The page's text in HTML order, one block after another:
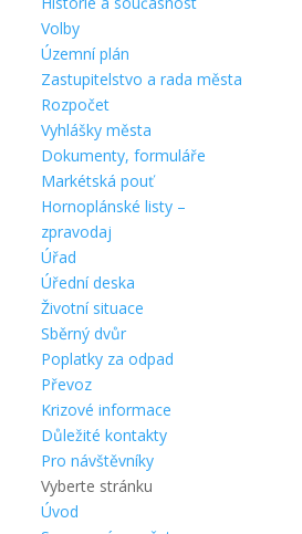
Volby
Územní plán
Zastupitelstvo a rada města
Rozpočet
Vyhlášky města
Dokumenty, formuláře
Markétská pouť
Hornoplánské listy –
zpravodaj
Úřad
Úřední deska
Životní situace
Sběrný dvůr
Poplatky za odpad
Převoz
Krizové informace
Důležité kontakty
Pro návštěvníky
Vyberte stránku
Úvod